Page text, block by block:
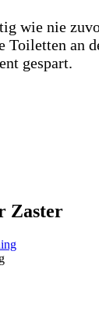
wie nie
Toiletten an
gespart.
Zaster